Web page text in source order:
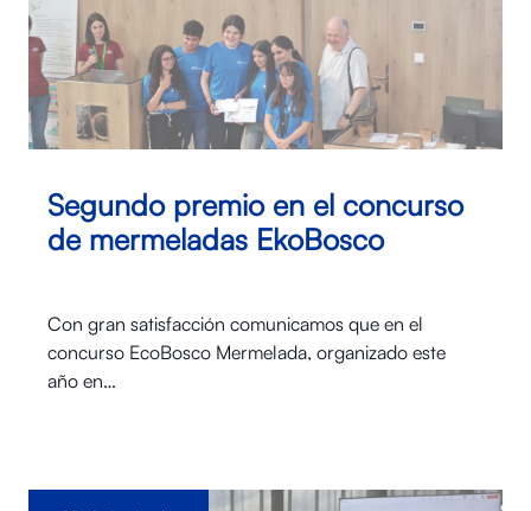
Segundo premio en el concurso
de mermeladas EkoBosco
Con gran satisfacción comunicamos que en el
concurso EcoBosco Mermelada, organizado este
año en…